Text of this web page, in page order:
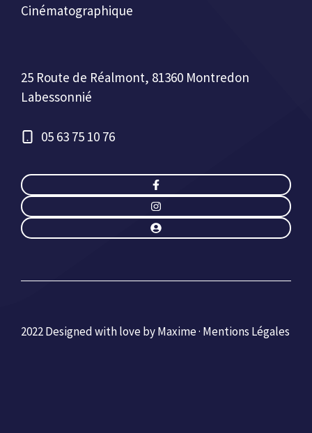
Cinématographique
25 Route de Réalmont, 81360 Montredon
Labessonnié
05 63 75 10 76
2022 Designed with love by Maxime · Mentions Légales